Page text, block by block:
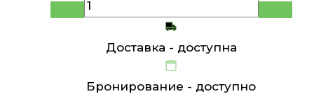
Доставка - доступна
Бронирование - доступно